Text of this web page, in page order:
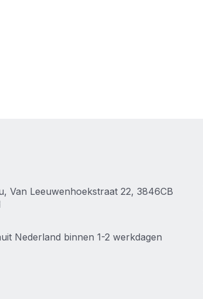
Van Leeuwenhoekstraat 22, 3846CB
Nederland binnen 1-2 werkdagen